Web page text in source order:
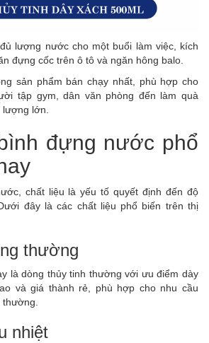
lượng nước cho một buổi làm việc, kích
đựng cốc trên ô tô và ngăn hông balo.
sản phẩm bán chạy nhất, phù hợp cho
tập gym, dân văn phòng đến làm quà
lớn.
đựng nước phổ
chất liệu là yếu tố quyết định đến độ
đây là các chất liệu phổ biến trên thị
thường
là dòng thủy tinh thường với ưu điểm dày
và giá thành rẻ, phù hợp cho nhu cầu
nhiệt